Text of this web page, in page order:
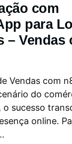
com
para
– Vendas
Vendas com
do
o sucesso
online.